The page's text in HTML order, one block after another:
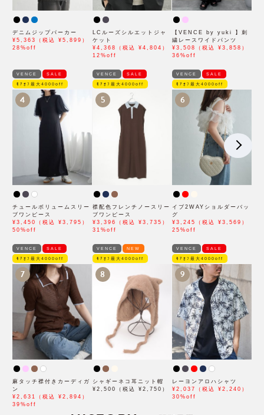
デニムジップパーカー
¥5,363（税込 ¥5,899）
28%off
LCルーズシルエットジャ
ケット
¥4,368（税込 ¥4,804）
12%off
【VENCE by yuki 】刺
繍レースワイドパンツ
¥3,508（税込 ¥3,858）
36%off
VENCE SALE
ﾓｱｵﾌ最大4000off
4
チュールボリュームスリー
ブワンピース
¥3,450（税込 ¥3,795）
50%off
VENCE SALE
ﾓｱｵﾌ最大4000off
5
襟配色フレンチノースリー
ブワンピース
¥3,396（税込 ¥3,735）
31%off
VENCE SALE
ﾓｱｵﾌ最大4000off
6
イブ2WAYショルダーバッ
グ
¥3,245（税込 ¥3,569）
25%off
VENCE SALE
ﾓｱｵﾌ最大4000off
7
麻タッチ襟付きカーディガ
ン
¥2,631（税込 ¥2,894）
39%off
VENCE NEW
ﾓｱｵﾌ最大4000off
8
シャギーネコ耳ニット帽
¥2,500（税込 ¥2,750）
VENCE SALE
ﾓｱｵﾌ最大4000off
9
レーヨンアロハシャツ
¥2,037（税込 ¥2,240）
30%off